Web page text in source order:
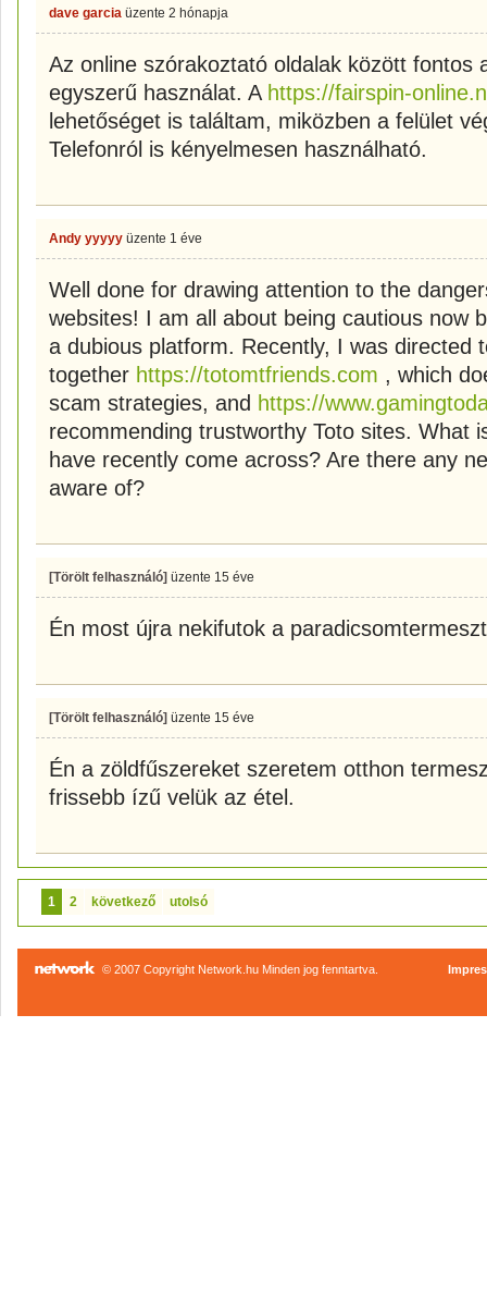
dave garcia üzente 2 hónapja
Az online szórakoztató oldalak között fontos
egyszerű használat. A https://fairspin-
lehetőséget is találtam, miközben a felület
Telefonról is kényelmesen használható.
Andy yyyyy üzente 1 éve
Well done for drawing attention to the
websites! I am all about being cautious now
a dubious platform. Recently, I was directed
together https://totomtfriends.com , which
scam strategies, and https://
recommending trustworthy Toto sites. What
have recently come across? Are there any
aware of?
[Törölt felhasználó] üzente 15 éve
Én most újra nekifutok a
[Törölt felhasználó] üzente 15 éve
Én a zöldfűszereket szeretem otthon
frissebb ízű velük az étel.
1 2 következő utolsó
© 2007 Copyright Network.hu Minden jog fenntartva.